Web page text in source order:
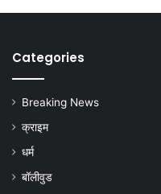
Categories
Breaking News
क्राइम
धर्म
बॉलीवुड